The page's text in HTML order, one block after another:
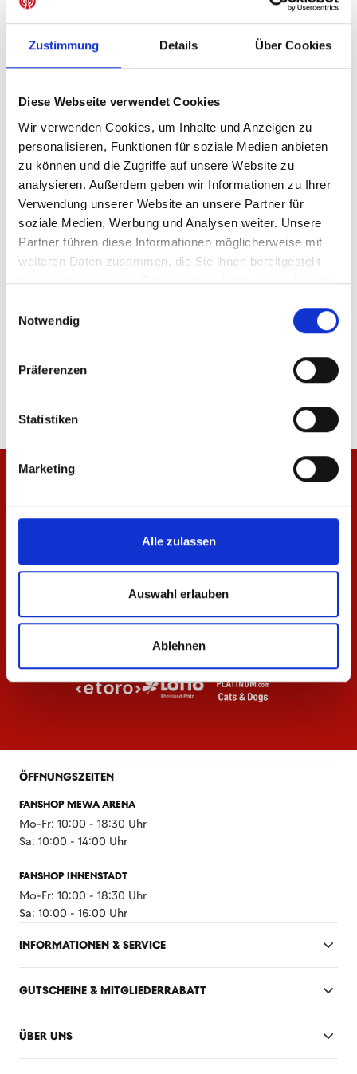
Zustimmung Details Über Cookies
Diese Webseite verwendet Cookies
Wir verwenden Cookies, um Inhalte und Anzeigen zu
personalisieren, Funktionen für soziale Medien anbieten
zu können und die Zugriffe auf unsere Website zu
analysieren. Außerdem geben wir Informationen zu Ihrer
Verwendung unserer Website an unsere Partner für
soziale Medien, Werbung und Analysen weiter. Unsere
Partner führen diese Informationen möglicherweise mit
weiteren Daten zusammen, die Sie ihnen bereitgestellt
haben oder die sie im Rahmen Ihrer Nutzung der Dienste
Notwendig
Präferenzen
Statistiken
Marketing
Alle zulassen
Auswahl erlauben
Ablehnen
Produktdetails
ÄHNLICHE PRODUKTE
84,95 €
ÖFFNUNGSZEITEN
FANSHOP MEWA ARENA
Mo-Fr: 10:00 - 18:30 Uhr
Sa: 10:00 - 14:00 Uhr
FANSHOP INNENSTADT
Mo-Fr: 10:00 - 18:30 Uhr
Sa: 10:00 - 16:00 Uhr
INFORMATIONEN & SERVICE
GUTSCHEINE & MITGLIEDERRABATT
ÜBER UNS